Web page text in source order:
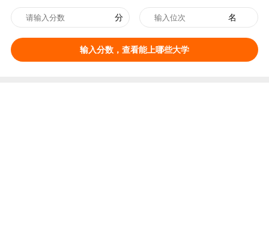
分 名
输入分数，查看能上哪些大学